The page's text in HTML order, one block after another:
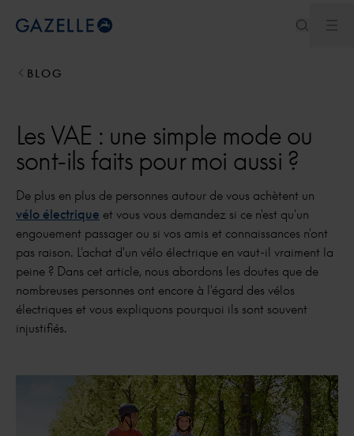
Royal Dutch Gazelle
BLOG
Les VAE : une simple mode ou
sont-ils faits pour moi aussi ?
De plus en plus de personnes autour de vous achètent un
vélo électrique et vous vous demandez si ce n'est qu'un
engouement passager ou si vos amis et connaissances n'ont
pas raison. L'achat d'un vélo électrique en vaut-il vraiment la
peine ? Dans cet article, nous abordons les doutes que de
nombreuses personnes ont encore à l'égard des vélos
électriques et vous expliquons pourquoi ils sont souvent
injustifiés.